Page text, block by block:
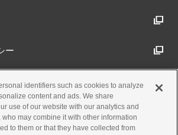
ー
針
identifiers such as cookies to analyze
content and ads. We share
use of our website with our analytics and
may combine it with other information
to them or that they have collected from